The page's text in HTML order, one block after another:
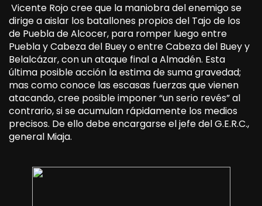
Vicente Rojo cree que la maniobra del enemigo se
dirige a aislar los batallones propios del Tajo de los
de Puebla de Alcocer, para romper luego entre
Puebla y Cabeza del Buey o entre Cabeza del Buey y
Belalcázar, con un ataque final a Almadén. Esta
última posible acción la estima de suma gravedad;
mas como conoce las escasas fuerzas que vienen
atacando, cree posible imponer “un serio revés” al
contrario, si se acumulan rápidamente los medios
precisos. De ello debe encargarse el jefe del G.E.R.C.,
general Miaja.